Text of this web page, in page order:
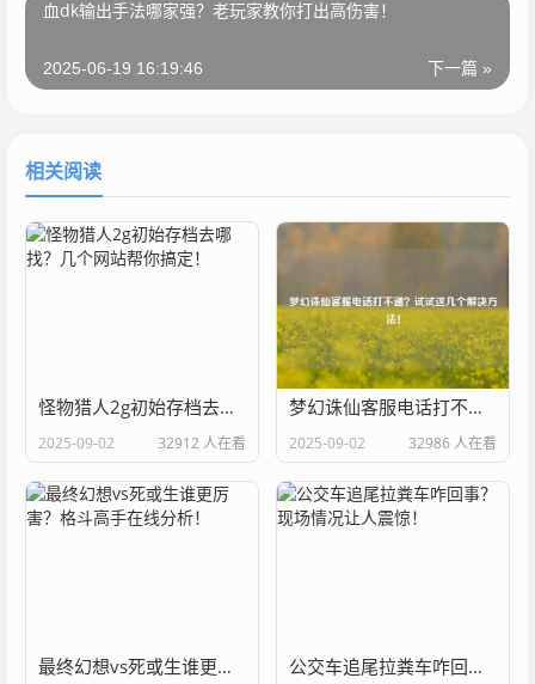
血dk输出手法哪家强？老玩家教你打出高伤害！
下一篇 »
2025-06-19 16:19:46
相关阅读
怪物猎人2g初始存档去哪找？几个网站帮你搞定！
2025-09-02 32912 人在看
梦幻诛仙客服电话打不通？试试这几个解决方法！
2025-09-02 32986 人在看
最终幻想vs死或生谁更厉害？格斗高手在线分析！ 公交车追尾拉粪车咋回事？现场情况让人震惊！